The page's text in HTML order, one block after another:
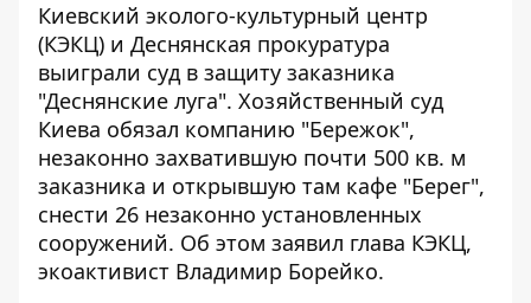
Киевский эколого-культурный центр
(КЭКЦ) и Деснянская прокуратура
выиграли суд в защиту заказника
"Деснянские луга". Хозяйственный суд
Киева обязал компанию "Бережок",
незаконно захватившую почти 500 кв. м
заказника и открывшую там кафе "Берег",
снести 26 незаконно установленных
сооружений. Об этом заявил глава КЭКЦ,
экоактивист Владимир Борейко.